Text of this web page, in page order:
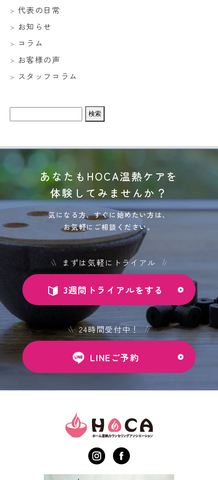
代表の日常
お知らせ
コラム
お客様の声
スタッフコラム
検
索:
あなたもHOCA温熱ケアを
体験してみませんか？
気になる方、すぐに始めたい方は、
お気軽にご相談ください。
まずは気軽にトライアル
3週間トライアルをする
24時間受付中！
LINEご予約